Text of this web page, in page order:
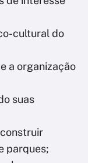
cultural do
a organização
suas
parques;